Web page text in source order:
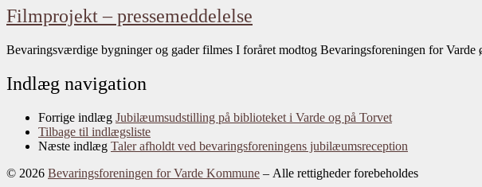
Filmprojekt – pressemeddelelse
Bevaringsværdige bygninger og gader filmes I foråret modtog Bevaringsforeningen for
Indlæg navigation
Forrige indlæg Jubilæumsudstilling på biblioteket i Varde og på Torvet
Tilbage til indlægsliste
Næste indlæg Taler afholdt ved bevaringsforeningens jubilæumsreception
© 2026 Bevaringsforeningen for Varde Kommune – Alle rettigheder forebeholdes